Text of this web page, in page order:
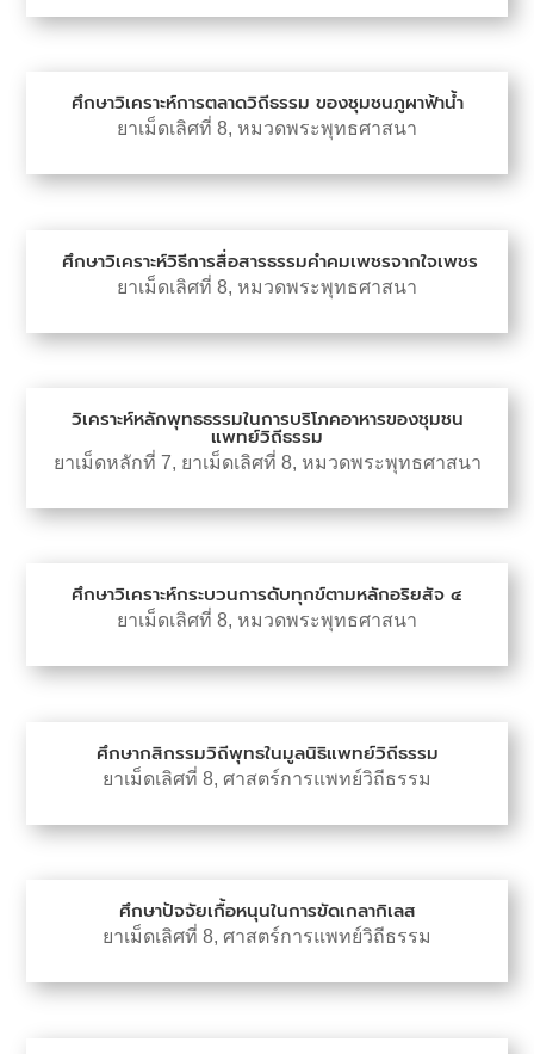
ศึกษาวิเคราะห์การตลาดวิถีธรรม ของชุมชนภูผาฟ้าน้ำ
ยาเม็ดเลิศที่ 8, หมวดพระพุทธศาสนา
ศึกษาวิเคราะห์วิธีการสื่อสารธรรมคำคมเพชรจากใจเพชร
ยาเม็ดเลิศที่ 8, หมวดพระพุทธศาสนา
วิเคราะห์หลักพุทธธรรมในการบริโภคอาหารของชุมชน
แพทย์วิถีธรรม
ยาเม็ดหลักที่ 7, ยาเม็ดเลิศที่ 8, หมวดพระพุทธศาสนา
ศึกษาวิเคราะห์กระบวนการดับทุกข์ตามหลักอริยสัจ ๔
ยาเม็ดเลิศที่ 8, หมวดพระพุทธศาสนา
ศึกษากสิกรรมวิถีพุทธในมูลนิธิแพทย์วิถีธรรม
ยาเม็ดเลิศที่ 8, ศาสตร์การแพทย์วิถีธรรม
ศึกษาปัจจัยเกื้อหนุนในการขัดเกลากิเลส
ยาเม็ดเลิศที่ 8, ศาสตร์การแพทย์วิถีธรรม